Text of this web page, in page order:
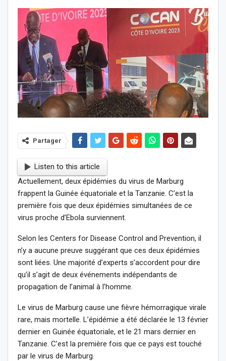
Partager
Listen to this article
Actuellement, deux épidémies du virus de Marburg
frappent la Guinée équatoriale et la Tanzanie. C’est la
première fois que deux épidémies simultanées de ce
virus proche d’Ebola surviennent.
Selon les Centers for Disease Control and Prevention, il
n’y a aucune preuve suggérant que ces deux épidémies
sont liées. Une majorité d’experts s’accordent pour dire
qu’il s’agit de deux événements indépendants de
propagation de l’animal à l’homme.
Le virus de Marburg cause une fièvre hémorragique virale
rare, mais mortelle. L’épidémie a été déclarée le 13 février
dernier en Guinée équatoriale, et le 21 mars dernier en
Tanzanie. C’est la première fois que ce pays est touché
par le virus de Marburg.